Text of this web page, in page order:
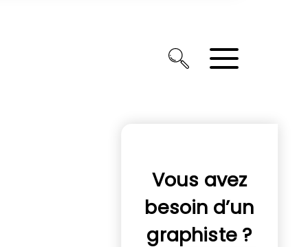
Vous avez
besoin d’un
graphiste ?